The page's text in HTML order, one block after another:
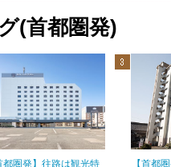
(首都圏発)
都圏発】往路は観光特
【首都